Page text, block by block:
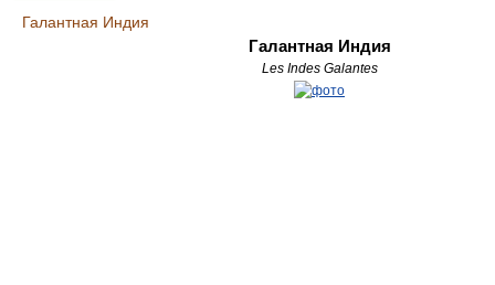
Галантная Индия
Галантная Индия
Les Indes Galantes